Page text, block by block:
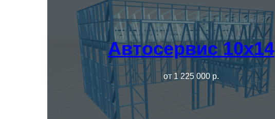
Автосервис 10x14
от 1 225 000 р.
Подробнее